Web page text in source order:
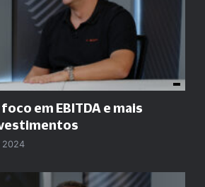
em EBITDA e mais
2024